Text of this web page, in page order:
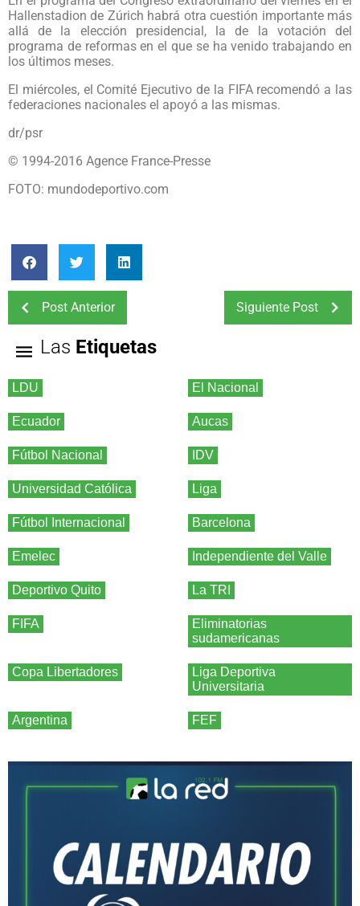
Hallenstadion de Zúrich habrá otra cuestión importante más
allá de la elección presidencial, la de la votación del
programa de reformas en el que se ha venido trabajando en
los últimos meses.
El miércoles, el Comité Ejecutivo de la FIFA recomendó a las
federaciones nacionales el apoyó a las mismas.
dr/psr
© 1994-2016 Agence France-Presse
FOTO: mundodeportivo.com
Post Anterior Siguiente Post
Las Etiquetas
LDU El Nacional
Ecuador Aucas
Fútbol Nacional IDV
Universidad Católica Liga
Fútbol Internacional Barcelona
Emelec Independiente del Valle
Deportivo Quito La TRI
FIFA
Eliminatorias
sudamericanas
Copa Libertadores
Liga Deportiva
Universitaria
Argentina FEF